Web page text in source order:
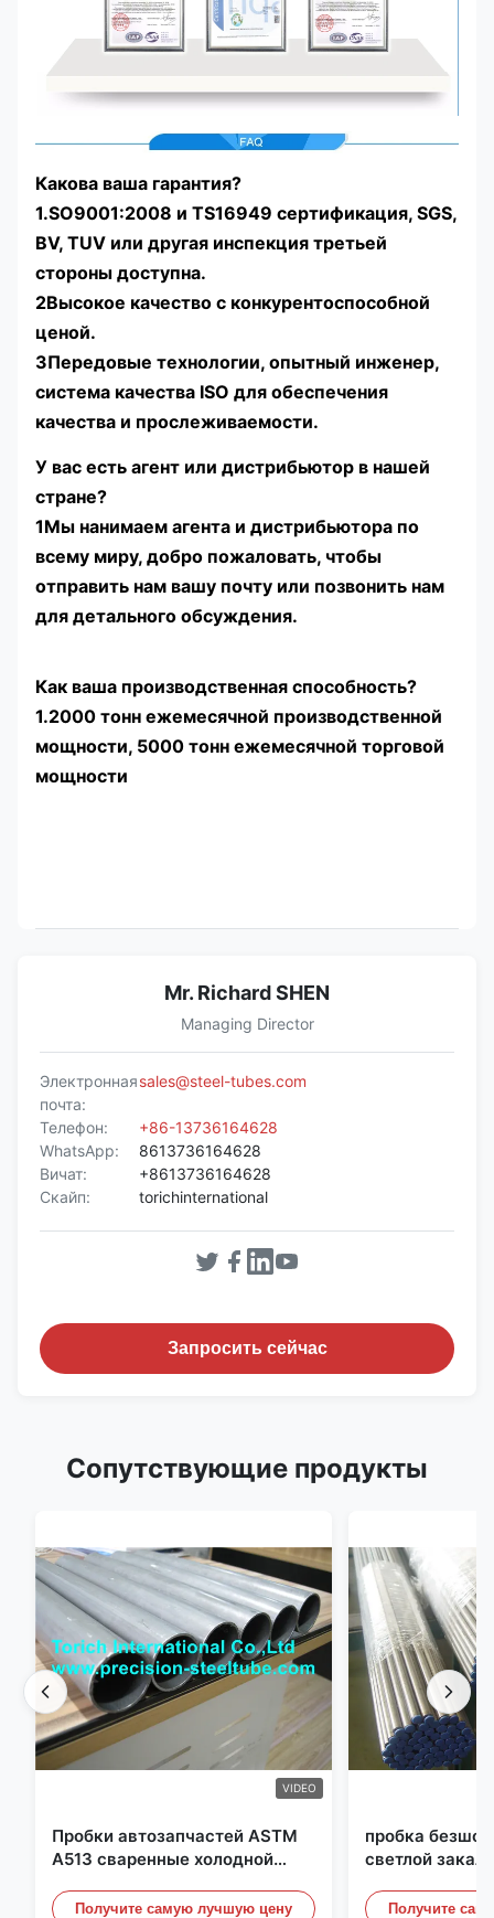
Какова ваша гарантия?
1.SO9001:2008 и TS16949 сертификация, SGS,
BV, TUV или другая инспекция третьей
стороны доступна.
2Высокое качество с конкурентоспособной
ценой.
3Передовые технологии, опытный инженер,
система качества ISO для обеспечения
качества и прослеживаемости.
У вас есть агент или дистрибьютор в нашей
стране?
1Мы нанимаем агента и дистрибьютора по
всему миру, добро пожаловать, чтобы
отправить нам вашу почту или позвонить нам
для детального обсуждения.
Как ваша производственная способность?
1.2000 тонн ежемесячной производственной
мощности, 5000 тонн ежемесячной торговой
мощности
Mr. Richard SHEN
Managing Director
Электронная
почта:
sales@steel-tubes.com
Телефон:
+86-13736164628
WhatsApp:
8613736164628
Вичат:
+8613736164628
Скайп:
torichinternational
Запросить сейчас
Сопутствующие продукты
VIDEO
Пробки автозапчастей ASTM
A513 сваренные холодной
продукцией DOM
Получите самую лучшую цену
пробка
светлой
систем
Получите